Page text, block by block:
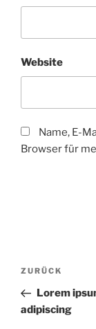
Website
Name, E-
Browser für
Vorheriger
Beitrag
ZURÜCK
Lorem
adipiscing